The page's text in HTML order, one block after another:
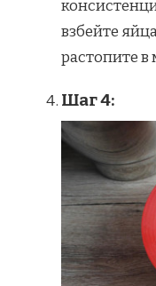
взбейте
растопите в
Шаг 4: